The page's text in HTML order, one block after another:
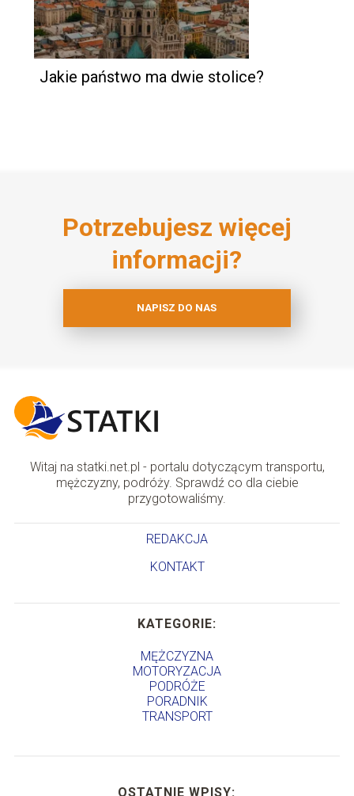
Jakie państwo ma dwie stolice?
Potrzebujesz więcej
informacji?
NAPISZ DO NAS
Witaj na statki.net.pl - portalu dotyczącym transportu,
mężczyzny, podróży. Sprawdź co dla ciebie
przygotowaliśmy.
REDAKCJA
KONTAKT
KATEGORIE:
MĘŻCZYZNA
MOTORYZACJA
PODRÓŻE
PORADNIK
TRANSPORT
OSTATNIE WPISY: